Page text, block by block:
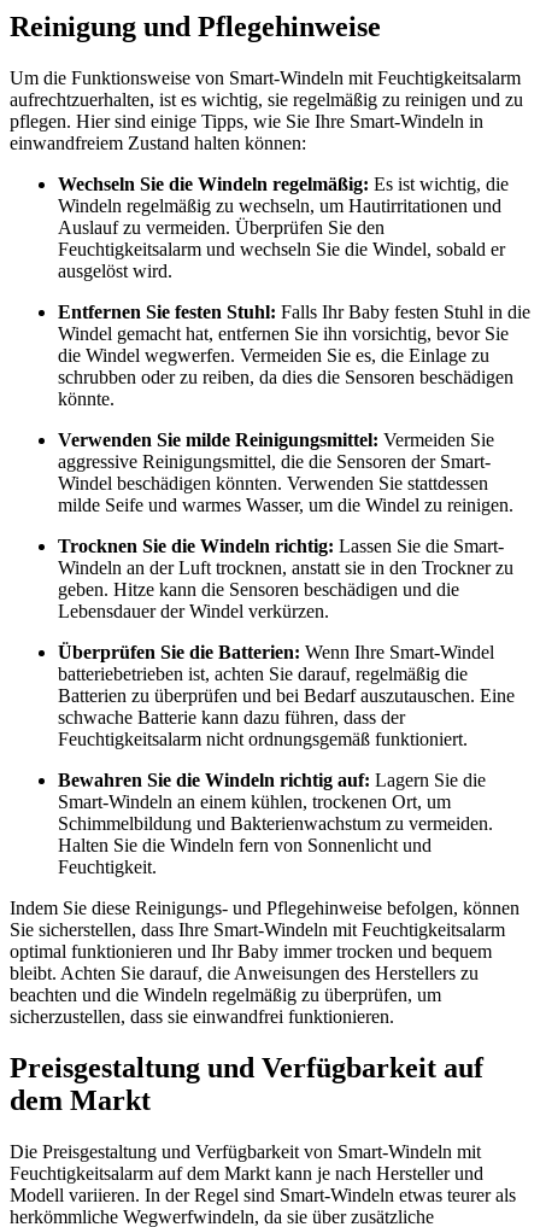
Reinigung und Pflegehinweise
Um die Funktionsweise von Smart-Windeln mit Feuchtigkeitsalarm
aufrechtzuerhalten, ist es wichtig, sie regelmäßig zu reinigen und zu
pflegen. Hier sind einige Tipps, wie Sie Ihre Smart-Windeln in
einwandfreiem Zustand halten können:
Wechseln Sie die Windeln regelmäßig: Es ist wichtig, die
Windeln regelmäßig zu wechseln, um Hautirritationen und
Auslauf zu vermeiden. Überprüfen Sie den
Feuchtigkeitsalarm und wechseln Sie die Windel, sobald er
ausgelöst wird.
Entfernen Sie festen Stuhl: Falls Ihr Baby festen Stuhl in die
Windel gemacht hat, entfernen Sie ihn vorsichtig, bevor Sie
die Windel wegwerfen. Vermeiden Sie es, die Einlage zu
schrubben oder zu reiben, da dies die Sensoren beschädigen
könnte.
Verwenden Sie milde Reinigungsmittel: Vermeiden Sie
aggressive Reinigungsmittel, die die Sensoren der Smart-
Windel beschädigen könnten. Verwenden Sie stattdessen
milde Seife und warmes Wasser, um die Windel zu reinigen.
Trocknen Sie die Windeln richtig: Lassen Sie die Smart-
Windeln an der Luft trocknen, anstatt sie in den Trockner zu
geben. Hitze kann die Sensoren beschädigen und die
Lebensdauer der Windel verkürzen.
Überprüfen Sie die Batterien: Wenn Ihre Smart-Windel
batteriebetrieben ist, achten Sie darauf, regelmäßig die
Batterien zu überprüfen und bei Bedarf auszutauschen. Eine
schwache Batterie kann dazu führen, dass der
Feuchtigkeitsalarm nicht ordnungsgemäß funktioniert.
Bewahren Sie die Windeln richtig auf: Lagern Sie die
Smart-Windeln an einem kühlen, trockenen Ort, um
Schimmelbildung und Bakterienwachstum zu vermeiden.
Halten Sie die Windeln fern von Sonnenlicht und
Feuchtigkeit.
Indem Sie diese Reinigungs- und Pflegehinweise befolgen, können
Sie sicherstellen, dass Ihre Smart-Windeln mit Feuchtigkeitsalarm
optimal funktionieren und Ihr Baby immer trocken und bequem
bleibt. Achten Sie darauf, die Anweisungen des Herstellers zu
beachten und die Windeln regelmäßig zu überprüfen, um
sicherzustellen, dass sie einwandfrei funktionieren.
Preisgestaltung und Verfügbarkeit auf
dem Markt
Die Preisgestaltung und Verfügbarkeit von Smart-Windeln mit
Feuchtigkeitsalarm auf dem Markt kann je nach Hersteller und
Modell variieren. In der Regel sind Smart-Windeln etwas teurer als
herkömmliche Wegwerfwindeln, da sie über zusätzliche